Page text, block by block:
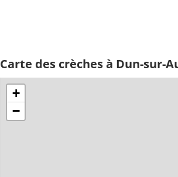
Carte des crèches à Dun-sur-
+
−